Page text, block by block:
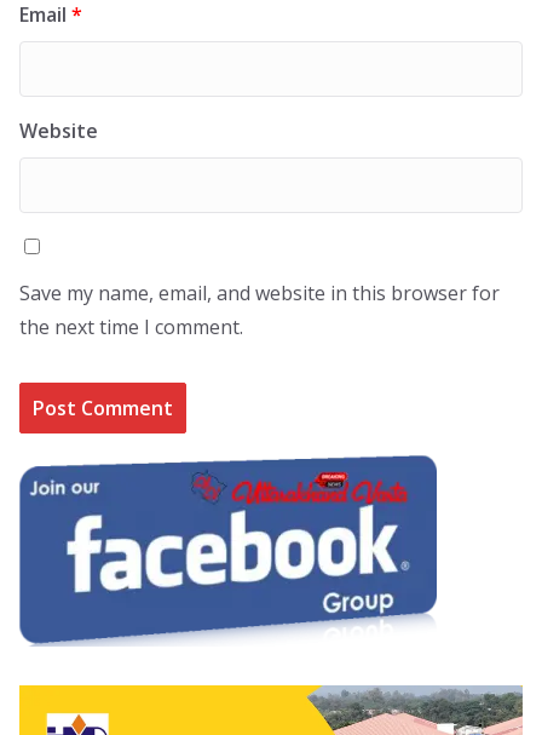
Email *
Website
Save my name, email, and website in this browser for
the next time I comment.